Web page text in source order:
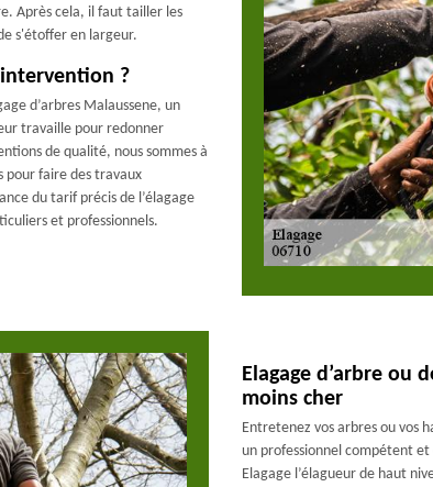
Après cela, il faut tailler les
s'étoffer en largeur.
?
d’arbres Malaussene, un
travaille pour redonner
de qualité, nous sommes à
pour faire des travaux
du tarif précis de l’élagage
et professionnels.
Elagage d’arbre ou
moins cher
Entretenez vos arbres ou vos
un professionnel compétent et
Elagage l’élagueur de haut